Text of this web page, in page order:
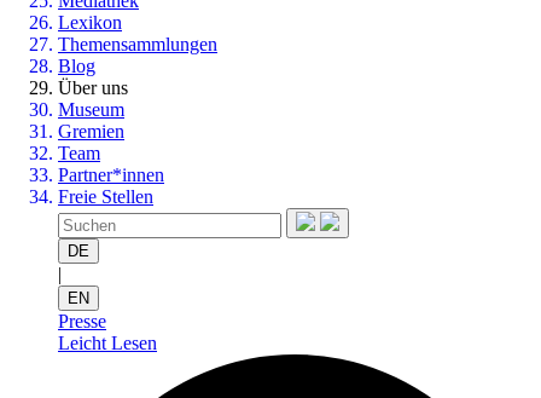
Lexikon
Themensammlungen
Blog
Über uns
Museum
Gremien
Team
Partner*innen
Freie Stellen
DE
|
EN
Presse
Leicht Lesen